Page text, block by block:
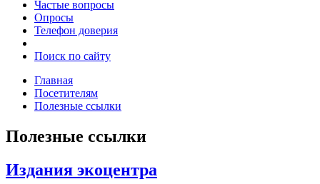
Частые вопросы
Опросы
Телефон доверия
Поиск по сайту
Главная
Посетителям
Полезные ссылки
Полезные ссылки
Издания экоцентра